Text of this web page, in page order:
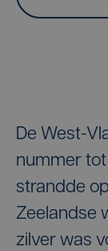
De West-
nummer
strandde
Zeelandse
zilver was